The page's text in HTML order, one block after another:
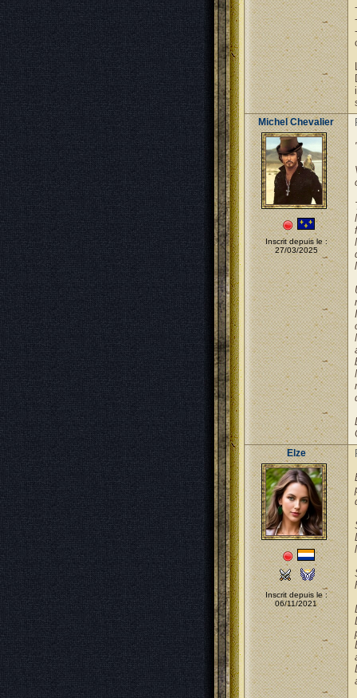
Michel Chevalier
Inscrit depuis le :
27/03/2025
Elze
Inscrit depuis le :
06/11/2021